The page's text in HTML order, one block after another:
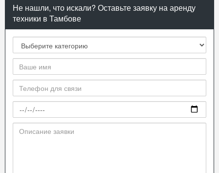
Не нашли, что искали? Оставьте заявку на аренду
техники в Тамбове